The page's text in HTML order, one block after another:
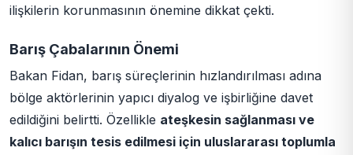
ilişkilerin korunmasının önemine dikkat çekti.
Barış Çabalarının Önemi
Bakan Fidan, barış süreçlerinin hızlandırılması adına
bölge aktörlerinin yapıcı diyalog ve işbirliğine davet
edildiğini belirtti. Özellikle ateşkesin sağlanması ve
kalıcı barışın tesis edilmesi için uluslararası toplumla